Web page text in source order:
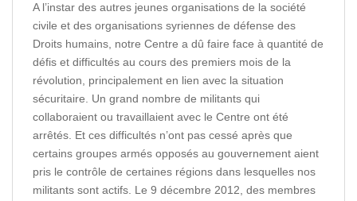
A l’instar des autres jeunes organisations de la société
civile et des organisations syriennes de défense des
Droits humains, notre Centre a dû faire face à quantité de
défis et difficultés au cours des premiers mois de la
révolution, principalement en lien avec la situation
sécuritaire. Un grand nombre de militants qui
collaboraient ou travaillaient avec le Centre ont été
arrêtés. Et ces difficultés n’ont pas cessé après que
certains groupes armés opposés au gouvernement aient
pris le contrôle de certaines régions dans lesquelles nos
militants sont actifs. Le 9 décembre 2012, des membres